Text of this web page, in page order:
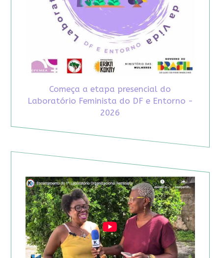
Começa a etapa presencial do
Laboratório Feminista do DF e Entorno -
2026